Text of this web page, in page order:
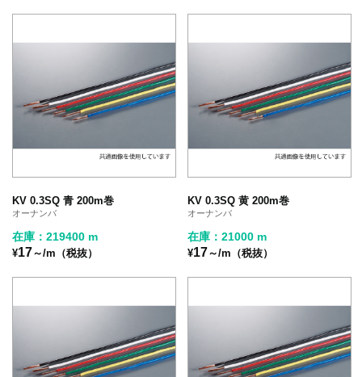
KV 0.3SQ 青 200m巻
オーナンバ
在庫：219400 m
¥17～/m（税抜）
KV 0.3SQ 黄 200m巻
オーナンバ
在庫：21000 m
¥17～/m（税抜）